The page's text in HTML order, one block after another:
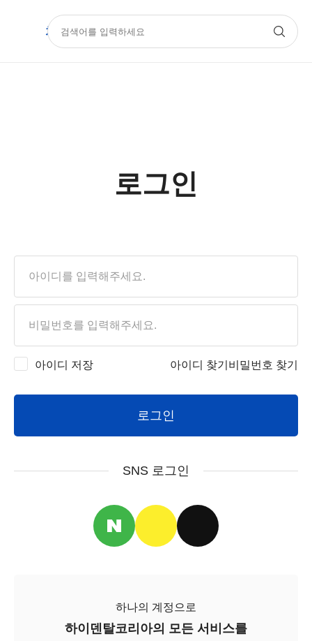
치과몰기공몰아카데미
로그인
아이디 저장 아이디 찾기 비밀번호 찾기
로그인
SNS 로그인
하나의 계정으로
하이덴탈코리아의 모든 서비스를